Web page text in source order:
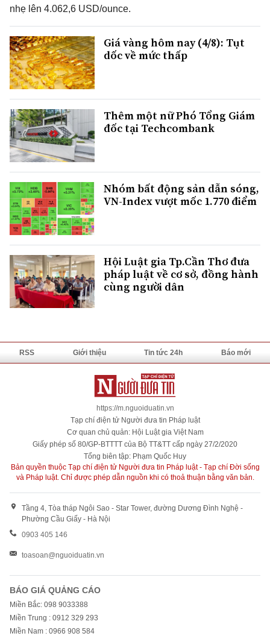
nhẹ lên 4.062,6 USD/ounce.
Giá vàng hôm nay (4/8): Tụt
dốc về mức thấp
Thêm một nữ Phó Tổng Giám
đốc tại Techcombank
Nhóm bất động sản dẫn sóng,
VN-Index vượt mốc 1.770 điểm
Hội Luật gia Tp.Cần Thơ đưa
pháp luật về cơ sở, đồng hành
cùng người dân
RSS Giới thiệu Tin tức 24h Báo mới
https://m.nguoiduatin.vn
Tạp chí điện tử Người đưa tin Pháp luật
Cơ quan chủ quản: Hội Luật gia Việt Nam
Giấy phép số 80/GP-BTTTT của Bộ TT&TT cấp ngày 27/2/2020
Tổng biên tập: Phạm Quốc Huy
Bản quyền thuộc Tạp chí điện tử Người đưa tin Pháp luật - Tạp chí Đời sống
và Pháp luật. Chỉ được phép dẫn nguồn khi có thoả thuận bằng văn bản.
Tầng 4, Tòa tháp Ngôi Sao - Star Tower, đường Dương Đình Nghệ -
Phường Cầu Giấy - Hà Nội
0903 405 146
toasoan@nguoiduatin.vn
BÁO GIÁ QUẢNG CÁO
Miền Bắc: 098 9033388
Miền Trung : 0912 329 293
Miền Nam : 0966 908 584